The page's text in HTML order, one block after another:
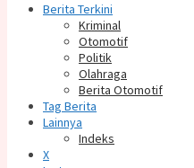
Berita Terkini
Kriminal
Otomotif
Politik
Olahraga
Berita Otomotif
Tag Berita
Lainnya
Indeks
X